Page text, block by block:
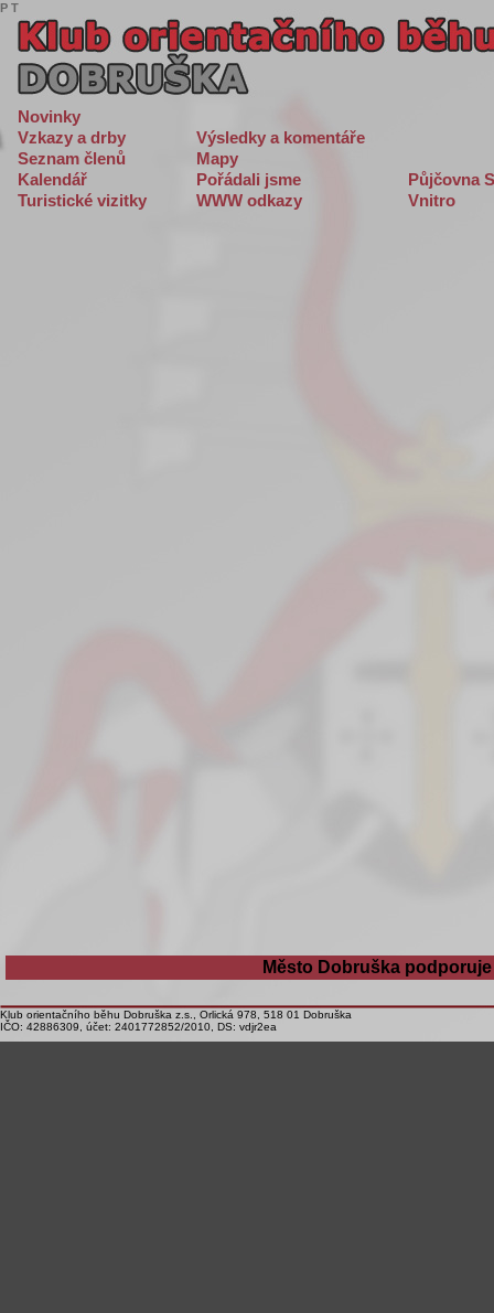
Novinky
Vzkazy a drby
Výsledky a komentáře
Seznam členů
Mapy
Kalendář
Pořádali jsme
Půjčovna
Turistické vizitky
WWW odkazy Vnitro
Město Dobruška
Klub orientačního běhu Dobruška z.s., Orlická 978, 518 01 Dobruška
IČO: 42886309, účet: 2401772852/2010, DS: vdjr2ea
P T